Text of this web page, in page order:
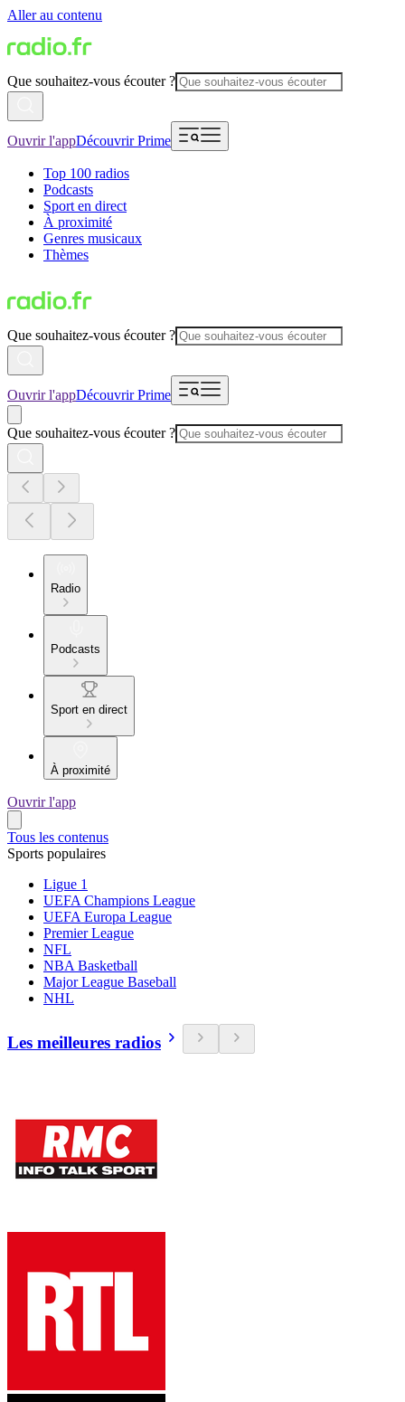
Aller au contenu
Que souhaitez-vous écouter ?
Ouvrir l'appDécouvrir Prime
Top 100 radios
Podcasts
Sport en direct
À proximité
Genres musicaux
Thèmes
Que souhaitez-vous écouter ?
Ouvrir l'appDécouvrir Prime
Que souhaitez-vous écouter ?
Radio
Podcasts
Sport en direct
À proximité
Ouvrir l'app
Tous les contenus
Sports populaires
Ligue 1
UEFA Champions League
UEFA Europa League
Premier League
NFL
NBA Basketball
Major League Baseball
NHL
Les meilleures radios